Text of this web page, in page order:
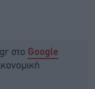
στο Google